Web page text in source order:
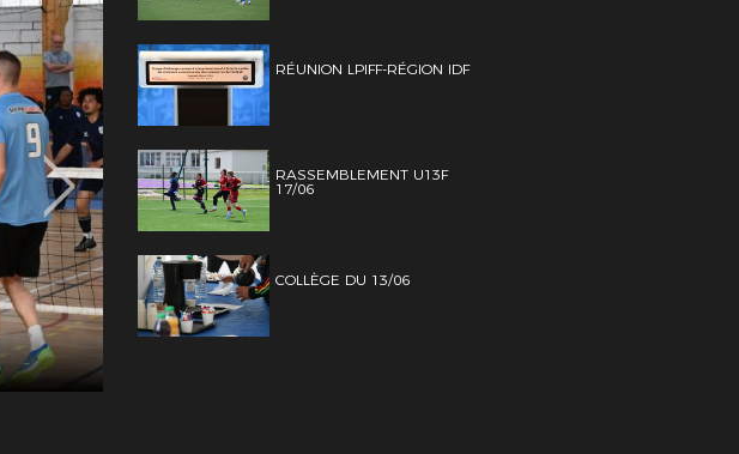
RÉUNION LPIFF-RÉGION IDF
RASSEMBLEMENT U13F
17/06
COLLÈGE DU 13/06